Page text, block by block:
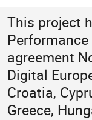
are
Europe/Budapest
Extra
information
This project
agreement
Digital
Croatia,
Greece,